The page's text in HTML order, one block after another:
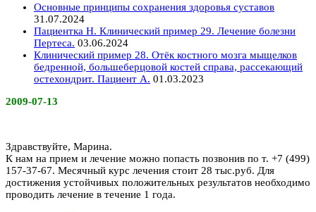
Основные принципы сохранения здоровья суставов
31.07.2024
Пациентка Н. Клинический пример 29. Лечение болезни
Пертеса. 03.06.2024
Клинический пример 28. Отёк костного мозга мыщелков
бедренной, большеберцовой костей справа, рассекающий
остехондрит. Пациент А. 01.03.2023
2009-07-13
Здравствуйте, Марина.
К нам на прием и лечение можно попасть позвонив по т. +7 (499)
157-37-67. Месячный курс лечения стоит 28 тыс.руб. Для
достижения устойчивых положительных результатов необходимо
проводить лечение в течение 1 года.